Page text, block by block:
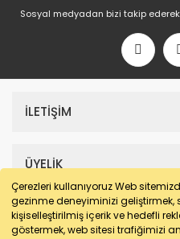
Çerezleri kullanıyoruz Web
gezinme deneyiminizi geliştirmek,
kişiselleştirilmiş içerik ve hedefli
göstermek, web sitesi trafiğimizi
Sosyal medyadan bizi takip
İLETİŞİM
ÜYELİK
SAYFALAR